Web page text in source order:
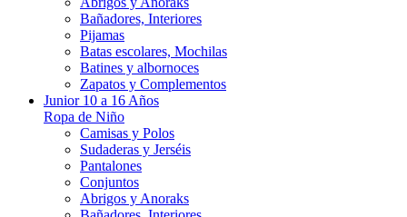
Bañadores, Interiores
Pijamas
Batas escolares, Mochilas
Batines y albornoces
Zapatos y Complementos
Junior 10 a 16 Años
Ropa de Niño
Camisas y Polos
Sudaderas y Jerséis
Pantalones
Conjuntos
Abrigos y Anoraks